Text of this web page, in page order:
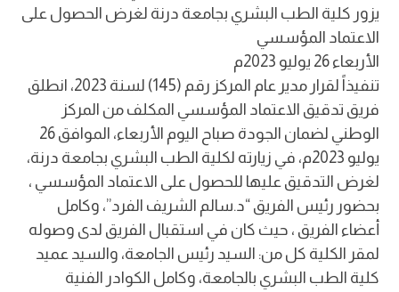
يزور كلية الطب البشري بجامعة درنة لغرض الحصول على
الاعتماد المؤسسي
الأربعاء 26 يوليو 2023م
تنفيذاً لقرار مدير عام المركز رقم (145) لسنة 2023، انطلق
فريق تدقيق الاعتماد المؤسسي المكلف من المركز
الوطني لضمان الجودة صباح اليوم الأربعاء، الموافق 26
يوليو 2023م، في زيارته لكلية الطب البشري بجامعة درنة،
لغرض التدقيق عليها للحصول على الاعتماد المؤسسي ،
بحضور رئيس الفريق “د.سالم الشريف الفرد”، وكامل
أعضاء الفريق ، حيث كان في استقبال الفريق لدى وصوله
لمقر الكلية كل من: السيد رئيس الجامعة، والسيد عميد
كلية الطب البشري بالجامعة، وكامل الكوادر الفنية